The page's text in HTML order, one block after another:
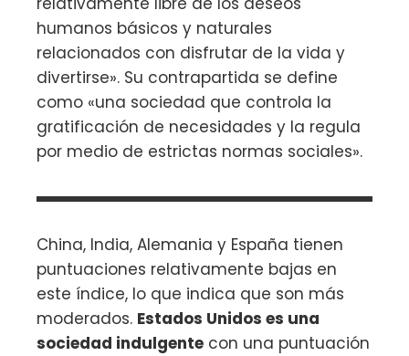
humanos básicos y naturales
relacionados con disfrutar de la vida y
divertirse». Su contrapartida se define
como «una sociedad que controla la
gratificación de necesidades y la regula
por medio de estrictas normas sociales».
China, India, Alemania y España tienen
puntuaciones relativamente bajas en
este índice, lo que indica que son más
moderados. Estados Unidos es una
sociedad indulgente con una puntuación